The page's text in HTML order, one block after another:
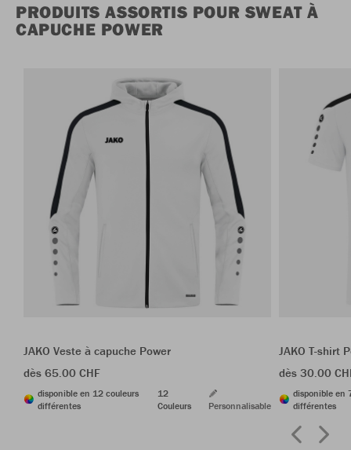
PRODUITS ASSORTIS POUR SWEAT À
CAPUCHE POWER
JAKO Veste à capuche Power
dès 65.00 CHF
disponible en 12 couleurs
différentes
12
Couleurs
Personnalisable
JAKO T-shirt
dès 30.00
disponible en
différentes